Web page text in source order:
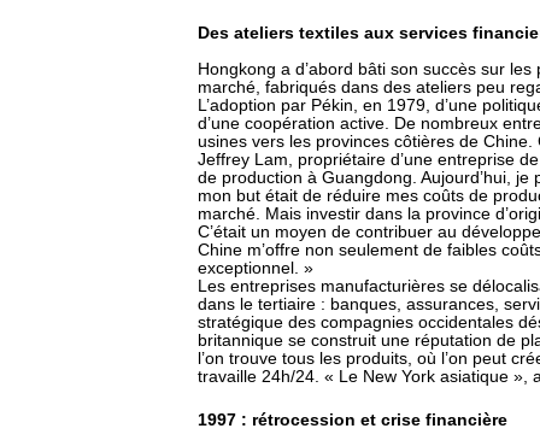
Des ateliers textiles aux services
Hongkong a d’abord bâti son succès sur
marché, fabriqués dans des ateliers peu
L’adoption par Pékin, en 1979, d’une
d’une coopération active. De nombreux
usines vers les provinces côtières de
Jeffrey Lam, propriétaire d’une entreprise
de production à Guangdong. Aujourd’hui, je
mon but était de réduire mes coûts de
marché. Mais investir dans la province
C’était un moyen de contribuer au
Chine m’offre non seulement de faibles
exceptionnel. »
Les entreprises manufacturières se
dans le tertiaire : banques, assurances,
stratégique des compagnies occidentales
britannique se construit une réputation de
l’on trouve tous les produits, où l’on peut
travaille 24h/24. « Le New York asiatique »,
1997 : rétrocession et crise financière